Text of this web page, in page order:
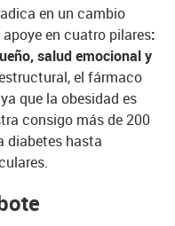
en un cambio
en cuatro pilares:
salud emocional y
el fármaco
que la obesidad es
consigo más de 200
diabetes hasta